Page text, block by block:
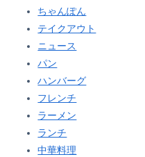
ちゃんぽん
テイクアウト
ニュース
パン
ハンバーグ
フレンチ
ラーメン
ランチ
中華料理